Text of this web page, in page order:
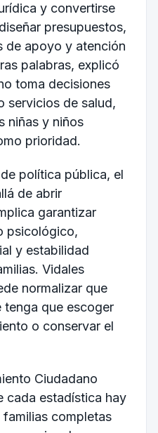
y convertirse
presupuestos,
de apoyo y atención
palabras, explicó
toma decisiones
servicios de salud,
niñas y niños
prioridad.
política pública, el
de abrir
garantizar
psicológico,
y estabilidad
Vidales
normalizar que
tenga que escoger
o conservar el
Ciudadano
cada estadística hay
completas